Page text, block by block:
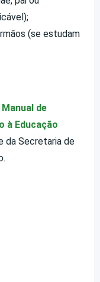
(se estudam
Manual de
à Educação
da Secretaria de